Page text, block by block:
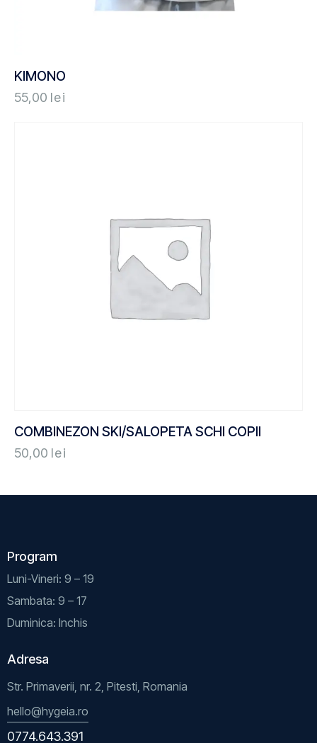
KIMONO
55,00 lei
COMBINEZON SKI/SALOPETA SCHI COPII
50,00 lei
Program
Luni-Vineri: 9 – 19
Sambata: 9 – 17
Duminica: Inchis
Adresa
Str. Primaverii, nr. 2, Pitesti, Romania
hello@hygeia.ro
0774.643.391